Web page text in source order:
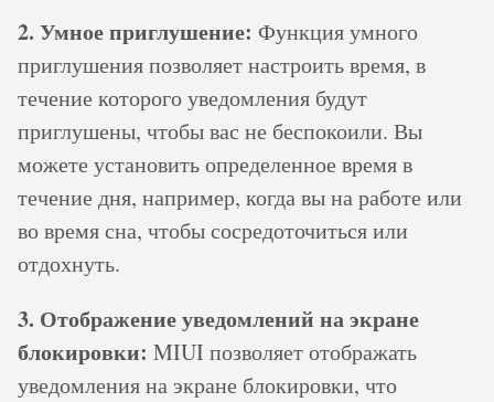
2. Умное приглушение: Функция умного
приглушения позволяет настроить время, в
течение которого уведомления будут
приглушены, чтобы вас не беспокоили. Вы
можете установить определенное время в
течение дня, например, когда вы на работе или
во время сна, чтобы сосредоточиться или
отдохнуть.
3. Отображение уведомлений на экране
блокировки: MIUI позволяет отображать
уведомления на экране блокировки, что